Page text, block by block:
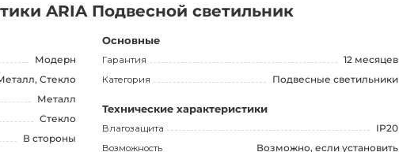
ARIA Подвесной светильник
Модерн
Стекло
Металл
Стекло
В стороны
Основные
Гарантия
12 месяцев
Категория
Подвесные светильники
Технические характеристики
Влагозащита
IP20
Возможность
Возможно, если установить